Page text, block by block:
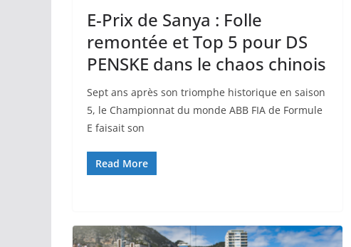
E-Prix de Sanya : Folle
remontée et Top 5 pour DS
PENSKE dans le chaos chinois
Sept ans après son triomphe historique en saison
5, le Championnat du monde ABB FIA de Formule
E faisait son
Read More